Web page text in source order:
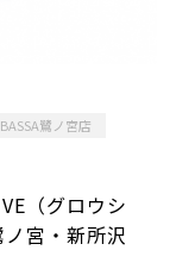
BASSA鷺ノ宮店
（グロウシ
宮・新所沢